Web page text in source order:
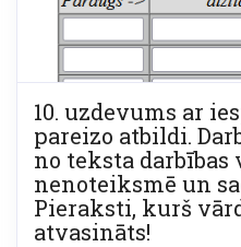
10. uzdevums ar
pareizo atbildi.
no teksta darbības
nenoteiksmē un
Pieraksti, kurš
atvasināts!